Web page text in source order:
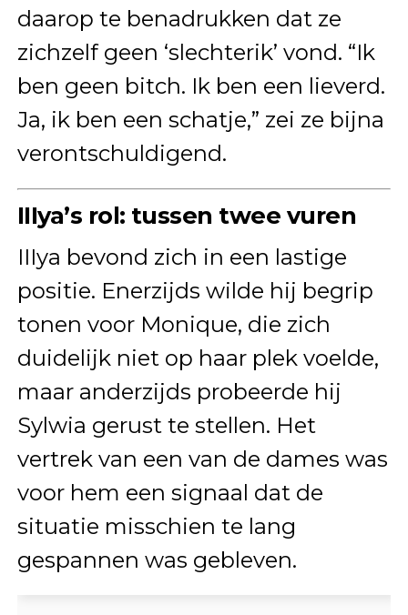
daarop te benadrukken dat ze
zichzelf geen ‘slechterik’ vond. “Ik
ben geen bitch. Ik ben een lieverd.
Ja, ik ben een schatje,” zei ze bijna
verontschuldigend.
IIIya’s rol: tussen twee vuren
IIIya bevond zich in een lastige
positie. Enerzijds wilde hij begrip
tonen voor Monique, die zich
duidelijk niet op haar plek voelde,
maar anderzijds probeerde hij
Sylwia gerust te stellen. Het
vertrek van een van de dames was
voor hem een signaal dat de
situatie misschien te lang
gespannen was gebleven.